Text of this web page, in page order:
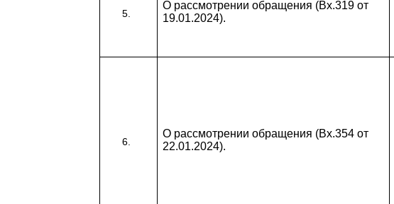
О рассмотрении обращения (Вх.319 от
19.01.2024).
О рассмотрении обращения (Вх.354 от
22.01.2024).